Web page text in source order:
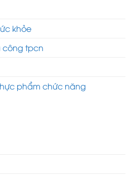
khỏe
công tpcn
phẩm chức năng